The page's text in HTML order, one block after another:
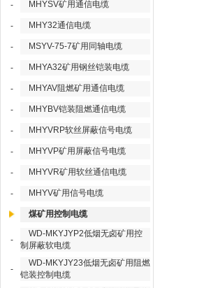
- MHYSV矿用通信电缆
- MHY32通信电缆
- MSYV-75-7矿用同轴电缆
- MHYA32矿用钢丝铠装电缆
- MHYAV阻燃矿用通信电缆
- MHYBV铠装阻燃通信电缆
- MHYVRP软丝屏蔽信号电缆
- MHYVP矿用屏蔽信号电缆
- MHYVR矿用软丝通信电缆
- MHYV矿用信号电缆
煤矿用控制电缆
-
WD-MKYJYP2低烟无卤矿用控
制屏蔽软电缆
-
WD-MKYJY23低烟无卤矿用阻燃
铠装控制电缆